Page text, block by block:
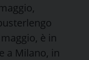
è in
a Milano, in